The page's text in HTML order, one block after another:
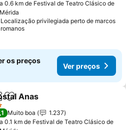
a 0.6 km de Festival de Teatro Clásico de
Mérida
Localização privilegiada perto de marcos
romanos
os preços
Ver preços
Adicionar aos favoritos
Anas
Muito boa
1.237
a 0.1 km de Festival de Teatro Clásico de